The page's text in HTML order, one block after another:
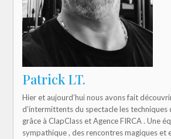
Patrick LT.
Hier et aujourd’hui nous avons fait
d’intermittents du spectacle les
grâce à ClapClass et Agence FIRCA . Une
sympathique , des rencontres magiques et